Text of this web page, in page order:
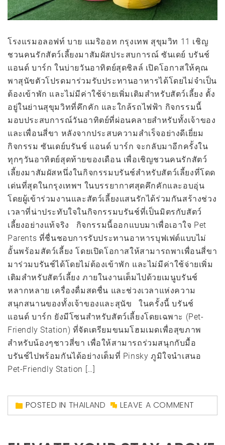
โรงแรมอลอฟท์ บาย แมริออท กรุงเทพ สุขุมวิท 11 เชิญ
ชวนคนรักสัตว์เลี้ยงมาสัมผัสประสบการณ์ ซันเดย์ บรันช์
แอนด์ บาร์ก ในบ่ายวันอาทิตย์สุดชิลล์ เปิดโอกาสให้คุณ
พาสุนัขตัวโปรดมาร่วมรับประทานอาหารได้โดยไม่จำเป็น
ต้องเข้าพัก และไม่มีค่าใช้จ่ายเพิ่มเติมสำหรับสัตว์เลี้ยง ตั้ง
อยู่ในย่านสุขุมวิทที่คึกคัก และใกล้รถไฟฟ้า กิจกรรมนี้
มอบประสบการณ์วันอาทิตย์ที่ผ่อนคลายสำหรับทั้งเจ้าของ
และเพื่อนสี่ขา หลังจากประสบความสำเร็จอย่างดีเยี่ยม
กิจกรรม ซันเดย์บรันช์ แอนด์ บาร์ก จะกลับมาอีกครั้งใน
ทุกๆวันอาทิตย์สุดท้ายของเดือน เพื่อเชิญชวนคนรักสัตว์
เลี้ยงมาสัมผัสหนึ่งในกิจกรรมบรันช์สำหรับสัตว์เลี้ยงที่โดด
เด่นที่สุดในกรุงเทพฯ ในบรรยากาศสุดคึกคักและอบอุ่น
โดยผู้เข้าร่วมงานและสัตว์เลี้ยงแสนรักได้ร่วมกันสร้างช่วง
เวลาที่น่าประทับใจในกิจกรรมบรันช์ที่เป็นมิตรกับสัตว์
เลี้ยงอย่างแท้จริง กิจกรรมนี้ออกแบบมาเพื่อเอาใจ Pet
Parents ที่ชื่นชอบการรับประทานอาหารบุฟเฟต์แบบไม่
อั้นพร้อมสัตว์เลี้ยง โดยเปิดโอกาสให้สามารถพาเพื่อนสี่ขา
มาร่วมบรันช์ได้โดยไม่ต้องเข้าพัก และไม่มีค่าใช้จ่ายเพิ่ม
เติมสำหรับสัตว์เลี้ยง ภายในงานเต็มไปด้วยเมนูบรันช์
หลากหลาย เครื่องดื่มสดชื่น และช่วงเวลาแห่งความ
สนุกสนานของทั้งเจ้าของและสุนัข ในครั้งนี้ บรันช์
แอนด์ บาร์ก ยังมีโซนสำหรับสัตว์เลี้ยงโดยเฉพาะ (Pet-
Friendly Station) ที่จัดเตรียมขนมโฮมเมดเพื่อสุขภาพ
สำหรับน้องๆชาวสี่ขา เพื่อให้สามารถร่วมสนุกกับมื้อ
บรันช์ไปพร้อมกันได้อย่างเต็มที่ Pinsky ภูมิใจนำเสนอ
Pet-Friendly Station […]
POSTED IN THAILAND LEAVE A COMMENT